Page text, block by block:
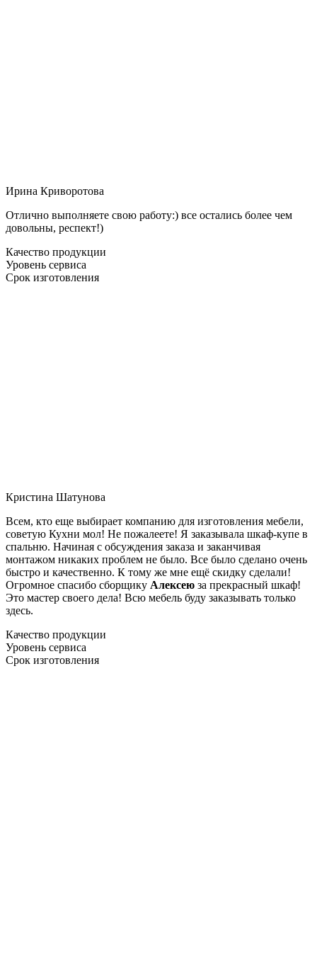
Ирина Криворотова
Отлично выполняете свою работу:) все остались более чем
довольны, респект!)
Качество продукции
Уровень сервиса
Срок изготовления
Кристина Шатунова
Всем, кто еще выбирает компанию для изготовления мебели,
советую Кухни мол! Не пожалеете! Я заказывала шкаф-купе в
спальню. Начиная с обсуждения заказа и заканчивая
монтажом никаких проблем не было. Все было сделано очень
быстро и качественно. К тому же мне ещё скидку сделали!
Огромное спасибо сборщику Алексею за прекрасный шкаф!
Это мастер своего дела! Всю мебель буду заказывать только
здесь.
Качество продукции
Уровень сервиса
Срок изготовления